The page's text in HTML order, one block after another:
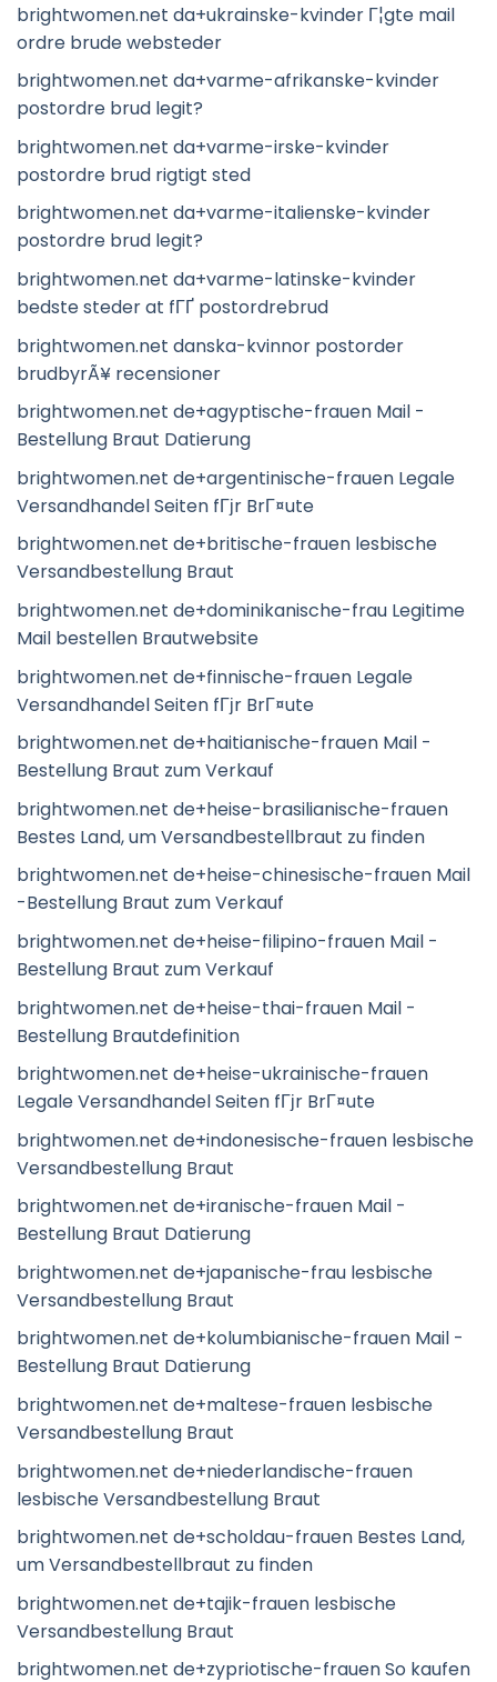
brightwomen.net da+ukrainske-kvinder Г¦gte mail
ordre brude websteder
brightwomen.net da+varme-afrikanske-kvinder
postordre brud legit?
brightwomen.net da+varme-irske-kvinder
postordre brud rigtigt sted
brightwomen.net da+varme-italienske-kvinder
postordre brud legit?
brightwomen.net da+varme-latinske-kvinder
bedste steder at fГҐ postordrebrud
brightwomen.net danska-kvinnor postorder
brudbyrÃ¥ recensioner
brightwomen.net de+agyptische-frauen Mail -
Bestellung Braut Datierung
brightwomen.net de+argentinische-frauen Legale
Versandhandel Seiten fГјr BrГ¤ute
brightwomen.net de+britische-frauen lesbische
Versandbestellung Braut
brightwomen.net de+dominikanische-frau Legitime
Mail bestellen Brautwebsite
brightwomen.net de+finnische-frauen Legale
Versandhandel Seiten fГјr BrГ¤ute
brightwomen.net de+haitianische-frauen Mail -
Bestellung Braut zum Verkauf
brightwomen.net de+heise-brasilianische-frauen
Bestes Land, um Versandbestellbraut zu finden
brightwomen.net de+heise-chinesische-frauen Mail
-Bestellung Braut zum Verkauf
brightwomen.net de+heise-filipino-frauen Mail -
Bestellung Braut zum Verkauf
brightwomen.net de+heise-thai-frauen Mail -
Bestellung Brautdefinition
brightwomen.net de+heise-ukrainische-frauen
Legale Versandhandel Seiten fГјr BrГ¤ute
brightwomen.net de+indonesische-frauen lesbische
Versandbestellung Braut
brightwomen.net de+iranische-frauen Mail -
Bestellung Braut Datierung
brightwomen.net de+japanische-frau lesbische
Versandbestellung Braut
brightwomen.net de+kolumbianische-frauen Mail -
Bestellung Braut Datierung
brightwomen.net de+maltese-frauen lesbische
Versandbestellung Braut
brightwomen.net de+niederlandische-frauen
lesbische Versandbestellung Braut
brightwomen.net de+scholdau-frauen Bestes Land,
um Versandbestellbraut zu finden
brightwomen.net de+tajik-frauen lesbische
Versandbestellung Braut
brightwomen.net de+zypriotische-frauen So kaufen